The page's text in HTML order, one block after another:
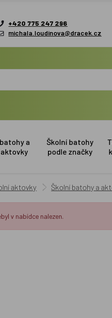
+420 775 247 296
michala.loudinova@dracek.cz
a
Školní batohy
podle značky
aktovky Školní batohy a
v nabídce nalezen.